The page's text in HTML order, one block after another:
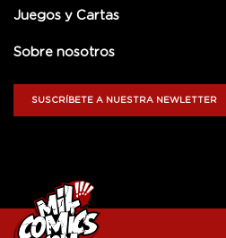
Juegos y Cartas
Sobre nosotros
SUSCRÍBETE A NUESTRA NEWLETTER